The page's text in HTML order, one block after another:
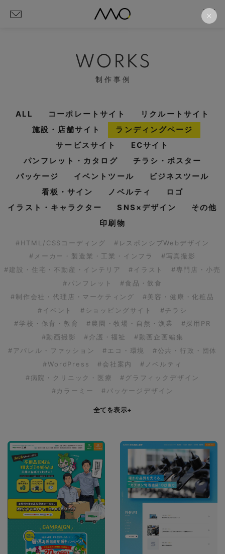
WORKS
制作事例
ALL コーポレートサイト
リクルートサイト
施設・店舗サイト
ランディングページ
サービスサイト
ECサイト
パンフレット・カタログ
チラシ・ポスター
パッケージ
イベントツール
ビジネスツール
看板・サイン
ノベルティ
ロゴ
イラスト・キャラクター
SNS×デザイン
その他
印刷物
#HTML/CSSコーディング
#レスポンシブWebデザイン
#メーカー・製造業・工業・インフラ
#写真撮影
#建設・住宅・不動産・インテリア
#イラスト
#専門店・小売
#パンフレット
#食品・飲食
#制作会社・代理店・マーケティング
#美容・健康・化粧品
#イベント
#ショッピングサイト
#チラシ
#学校・保育・教育
#農園・牧場・自然・漁業
#採用PR
#動画撮影
#介護・福祉
#動画企画編集
#アパレル・ファッション
#エコ・環境
#公共・行政・団体
#WordPress
#会社案内
#ノベルティ
#病院・クリニック・医療
#グラフィックデザイン
#カラーミー
#パッケージデザイン
全てを表示+